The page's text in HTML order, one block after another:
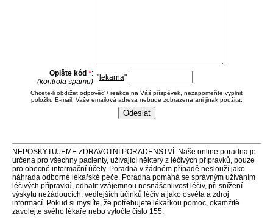
Opište kód *:
(kontrola spamu) " lekarna"
Chcete-li obdržet odpověď / reakce na Váš příspěvek, nezapomeňte vyplnit
položku E-mail. Vaše emailová adresa nebude zobrazena ani jinak použita.
NEPOSKYTUJEME ZDRAVOTNÍ PORADENSTVÍ. Naše online poradna je
určena pro všechny pacienty, užívající některý z léčivých přípravků, pouze
pro obecné informační účely. Poradna v žádném případě neslouží jako
náhrada odborné lékařské péče. Poradna pomáhá se správným užíváním
léčivých přípravků, odhalit vzájemnou nesnášenlivost léčiv, při snížení
výskytu nežádoucích, vedlejších účinků léčiv a jako osvěta a zdroj
informací. Pokud si myslíte, že potřebujete lékařkou pomoc, okamžitě
zavolejte svého lékaře nebo vytočte číslo 155.